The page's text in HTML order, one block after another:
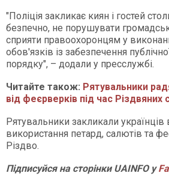
"Поліція закликає киян і гостей
безпечно, не порушувати
сприяти правоохоронцям у
обов'язків із забезпечення
порядку", – додали у пресслужбі.
Читайте також: Рятувальники
від феєрверків під час Різдвяних
Рятувальники закликали українців
використання петард, салютів та
Різдво.
Підписуйся на сторінки UAINFO у